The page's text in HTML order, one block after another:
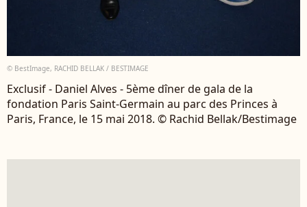
© BestImage, RACHID BELLAK / BESTIMAGE
Exclusif - Daniel Alves - 5ème dîner de gala de la
fondation Paris Saint-Germain au parc des Princes à
Paris, France, le 15 mai 2018. © Rachid Bellak/Bestimage